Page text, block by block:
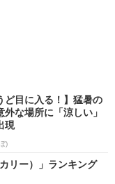
ど目に入る！】猛暑の
外な場所に「涼しい」
現
)
リー）」ランキング